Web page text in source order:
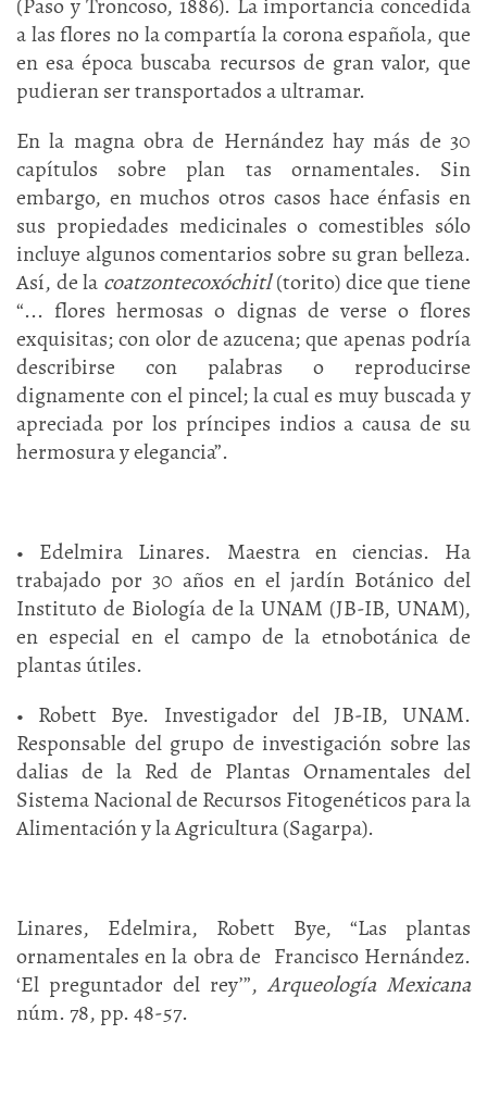
(Paso y Troncoso, 1886). La importancia concedida
a las flores no la compartía la corona española, que
en esa época buscaba recursos de gran valor, que
pudieran ser transportados a ultramar.
En la magna obra de Hernández hay más de 30
capítulos sobre plan tas ornamentales. Sin
embargo, en muchos otros casos hace énfasis en
sus propiedades medicinales o comestibles sólo
incluye algunos comentarios sobre su gran belleza.
Así, de la coatzontecoxóchitl(torito) dice que tiene
“... flores hermosas o dignas de verse o flores
exquisitas; con olor de azucena; que apenas podría
describirse con palabras o reproducirse
dignamente con el pincel; la cual es muy buscada y
apreciada por los príncipes indios a causa de su
hermosura y elegancia”.
• Edelmira Linares. Maestra en ciencias. Ha
trabajado por 30 años en el jardín Botánico del
Instituto de Biología de la UNAM (JB-IB, UNAM),
en especial en el campo de la etnobotánica de
plantas útiles.
• Robett Bye. Investigador del JB-IB, UNAM.
Responsable del grupo de investigación sobre las
dalias de la Red de Plantas Ornamentales del
Sistema Nacional de Recursos Fitogenéticos para la
Alimentación y la Agricultura (Sagarpa).
Linares, Edelmira, Robett Bye, “Las plantas
ornamentales en la obra de Francisco Hernández.
‘El preguntador del rey’”, Arqueología Mexicana
núm. 78, pp. 48-57.